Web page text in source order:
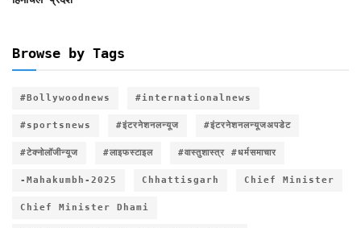
Browse by Tags
#Bollywoodnews #internationalnews
#sportsnews #इंटरनेशनलन्यूज #इंटरनेशनलन्यूजअपडेट
#टेक्नोलॉजीन्यूज #लाइफस्टाइल #वास्तुशास्त्र #धर्मसमाचार
-Mahakumbh-2025 Chhattisgarh Chief Minister
Chief Minister Dhami